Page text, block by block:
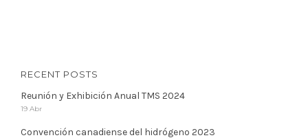
RECENT POSTS
Reunión y Exhibición Anual TMS 2024
19 Abr
Convención canadiense del hidrógeno 2023